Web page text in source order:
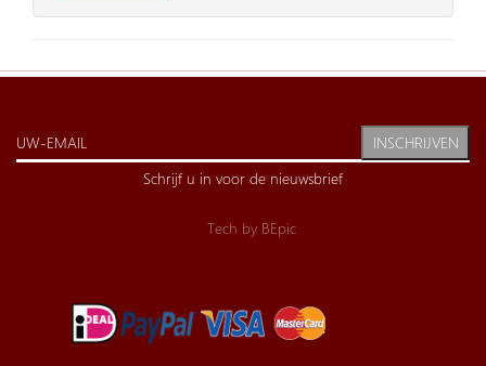
INSCHRIJVEN
Schrijf u in voor de nieuwsbrief
Tech by BEpic